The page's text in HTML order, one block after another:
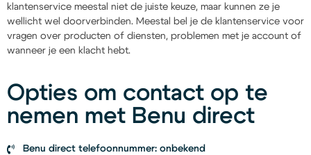
klantenservice meestal niet de juiste keuze, maar kunnen ze je
wellicht wel doorverbinden. Meestal bel je de klantenservice voor
vragen over producten of diensten, problemen met je account of
wanneer je een klacht hebt.
Opties om contact op te
nemen met Benu direct
Benu direct telefoonnummer: onbekend